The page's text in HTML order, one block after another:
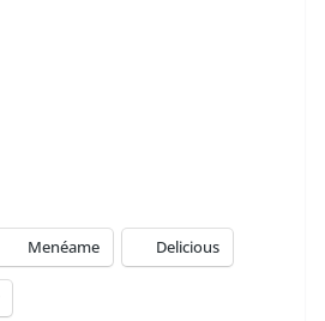
Menéame Delicious